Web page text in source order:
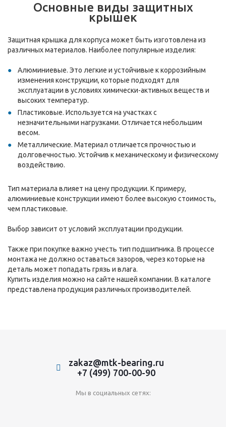
Основные виды защитных
крышек
Защитная крышка для корпуса может быть изготовлена из
различных материалов. Наиболее популярные изделия:
Алюминиевые. Это легкие и устойчивые к коррозийным
изменения конструкции, которые подходят для
эксплуатации в условиях химически-активных веществ и
высоких температур.
Пластиковые. Используется на участках с
незначительными нагрузками. Отличается небольшим
весом.
Металлические. Материал отличается прочностью и
долговечностью. Устойчив к механическому и физическому
воздействию.
Тип материала влияет на цену продукции. К примеру,
алюминиевые конструкции имеют более высокую стоимость,
чем пластиковые.
Выбор зависит от условий эксплуатации продукции.
Также при покупке важно учесть тип подшипника. В процессе
монтажа не должно оставаться зазоров, через которые на
деталь может попадать грязь и влага.
Купить изделия можно на сайте нашей компании. В каталоге
представлена продукция различных производителей.
zakaz@mtk-bearing.ru
+7 (499) 700-00-90
Мы в социальных сетях: